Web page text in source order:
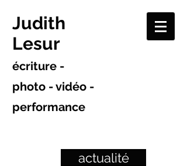
Judith
Lesur
écriture -
photo - vidéo -
performance
actualité